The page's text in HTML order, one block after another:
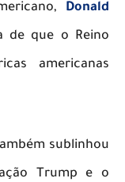
Donald
de que o Reino
americanas
sublinhou
Trump e o